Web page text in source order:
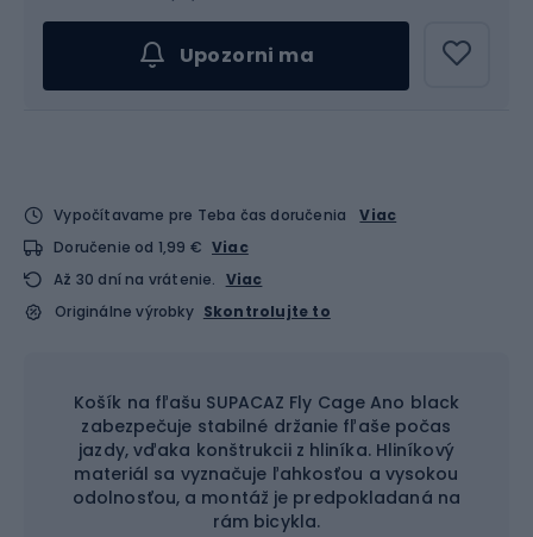
Upozorni ma
Vypočítavame pre Teba čas doručenia
Viac
Doručenie od 1,99 € Viac
Až 30 dní na vrátenie. Viac
Originálne výrobky Skontrolujte to
Košík na fľašu SUPACAZ Fly Cage Ano black
zabezpečuje stabilné držanie fľaše počas
jazdy, vďaka konštrukcii z hliníka. Hliníkový
materiál sa vyznačuje ľahkosťou a vysokou
odolnosťou, a montáž je predpokladaná na
rám bicykla.